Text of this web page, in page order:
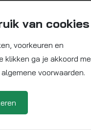
van cookies
voorkeuren en
klikken ga je akkoord
voorwaarden.